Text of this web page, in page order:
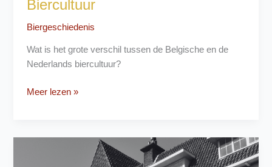
Biercultuur
Biergeschiedenis
Wat is het grote verschil tussen de Belgische en de
Nederlands biercultuur?
Nederlandse
Biercultuur
Meer lezen »